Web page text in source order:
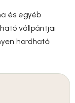
és egyéb
vállpántjai
hordható